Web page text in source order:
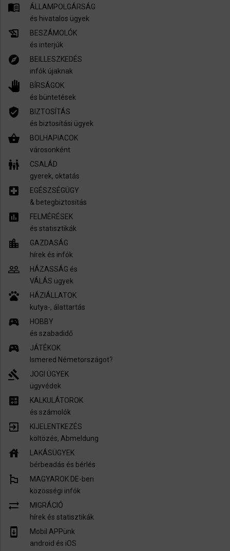
menu_book
ÁLLAMPOLGÁRSÁG
és hivatalos ügyek
history_edu
BESZÁMOLÓK
és interjúk
explore
BEILLESZKEDÉS
infók újaknak
pan_tool
BÍRSÁGOK
és büntetések
verified_user
BIZTOSÍTÁS
és biztosítási ügyek
shopping_basket
BOLHAPIACOK
városonként
family_restroom
CSALÁD
gyerek, oktatás
local_hospital
EGÉSZSÉGÜGY
​& betegbiztosítás
assessment
FELMÉRÉSEK
és statisztikák
location_city
GAZDASÁG
hírek és infók
people_outline
HÁZASSÁG és
VÁLÁS ügyek
pets
HÁZIÁLLATOK
kutya-, álattartás
sports_esports
HOBBY
és szabadidő
sports_esports
JÁTÉKOK
Ismered Németországot?
gavel
JOGI ÜGYEK
ügyvédek
calculate
KALKULÁTOROK
és számolók
exit_to_app
KIJELENTKEZÉS
költözés, Abmeldung
house
LAKÁSÜGYEK
bérbeadás és bérlés
emoji_flags
MAGYAROK DE-ben
közösségi infók
sync_alt
MIGRÁCIÓ
hírek és statisztikák
system_update
Mobil APPünk
android és iOS